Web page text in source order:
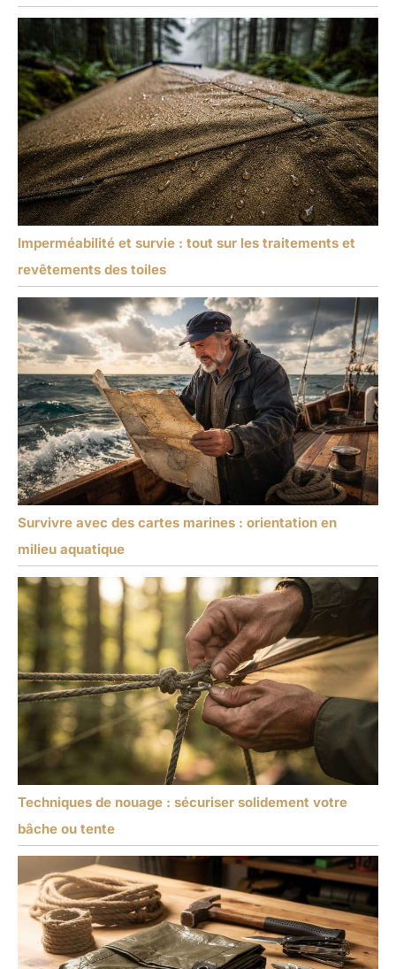
Imperméabilité et survie : tout sur les traitements et
revêtements des toiles
Survivre avec des cartes marines : orientation en
milieu aquatique
Techniques de nouage : sécuriser solidement votre
bâche ou tente